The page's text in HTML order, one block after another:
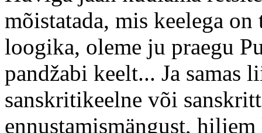
mõistatada, mis keelega
loogika, oleme ju praegu
pandžabi keelt... Ja
sanskritikeelne või
ennustamismängust,